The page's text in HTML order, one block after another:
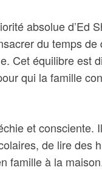
absolue d’Ed
du temps
Cet équilibre est
qui la famille
et consciente.
de lire des
famille à la